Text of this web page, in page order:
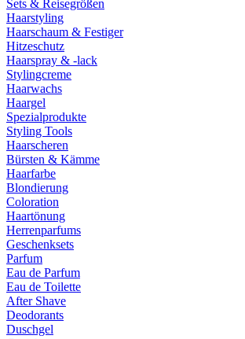
Sets & Reisegrößen
Haarstyling
Haarschaum & Festiger
Hitzeschutz
Haarspray & -lack
Stylingcreme
Haarwachs
Haargel
Spezialprodukte
Styling Tools
Haarscheren
Bürsten & Kämme
Haarfarbe
Blondierung
Coloration
Haartönung
Herrenparfums
Geschenksets
Parfum
Eau de Parfum
Eau de Toilette
After Shave
Deodorants
Duschgel